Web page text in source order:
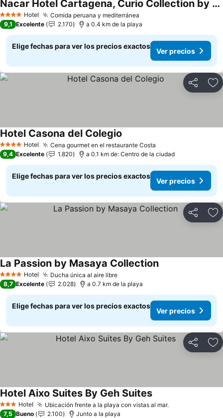
4 EstrellasHotel Comida peruana y mediterránea
Nacar Hotel Cartagena, Curio Collection by Hilton
Ver precios
9,1 Excelente 2.170 a 0.4 km de la playa
Elige fechas para ver los precios exactos
Ver precios
Compartir
4 EstrellasHotel Cena gourmet en el restaurante Costa
Hotel Casona del Colegio
9,4 Excelente 1.820 a 0.1 km de: Centro de la ciudad
Elige fechas para ver los precios exactos
Ver precios
Compartir
4 EstrellasHotel Ducha única al aire libreVer precios
La Passion by Masaya CollectionVer precios
8,7 Excelente 2.028 a 0.7 km de la playa
Elige fechas para ver los precios exactos
Ver precios
Compartir
3 Estrellas
Hotel Ubicación frente a la playa con vistas al mar.Ver precios
Hotel Aixo Suites By Geh SuitesVer precios
7,5 Bueno 2.100 Junto a la playa